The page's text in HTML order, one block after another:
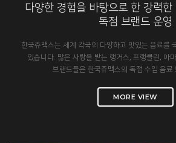
다양한 경험을 바탕으로 한 강력
독점 브랜드 운영
한국쥬맥스는 세계 각국의 다양하고 맛있는 음료를
있습니다. 많은 사랑을 받는 랭거스, 프랭클린, 아
브랜드들은 한국쥬맥스의 독점 수입 음료
MORE VIEW